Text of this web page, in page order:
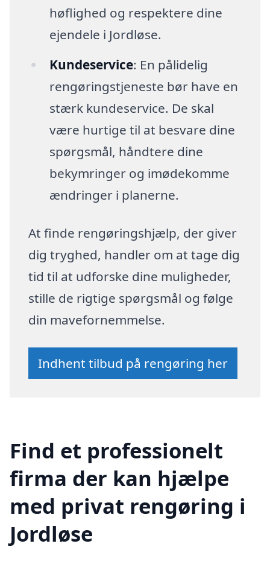
høflighed og respektere dine
ejendele i Jordløse.
Kundeservice: En pålidelig
rengøringstjeneste bør have en
stærk kundeservice. De skal
være hurtige til at besvare dine
spørgsmål, håndtere dine
bekymringer og imødekomme
ændringer i planerne.
At finde rengøringshjælp, der giver
dig tryghed, handler om at tage dig
tid til at udforske dine muligheder,
stille de rigtige spørgsmål og følge
din mavefornemmelse.
Indhent tilbud på rengøring her
Find et professionelt
firma der kan hjælpe
med privat rengøring i
Jordløse